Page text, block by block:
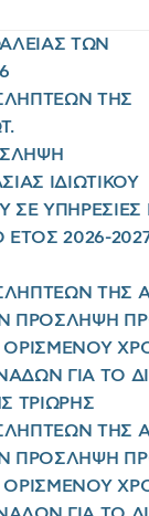
ΤΩΝ
ΤΗΣ
ΙΔΙΩΤΙΚΟΥ
ΣΕ
2026-
ΤΗΣ
ΠΡΟΣΛΗΨΗ
ΟΡΙΣΜΕΝΟΥ
ΓΙΑ ΤΟ
ΤΡΙΩΡΗΣ
ΤΗΣ
ΠΡΟΣΛΗΨΗ
ΟΡΙΣΜΕΝΟΥ